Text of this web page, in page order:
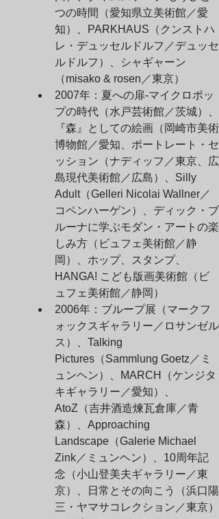
つの時間（愛知県立美術館／愛
知）、PARKHAUS（クンストハ
レ・デュッセルドルフ／デュッセ
ルドルフ）、シャギャーン
（misako & rosen／東京）
2007年：夏への扉-マイクロポッ
プの時代（水戸芸術館／茨城）、
『森』としての絵画（岡崎市美術
博物館／愛知、ポートレート・セ
ッション（ナディッフ／東京、広
島現代美術館／広島）、Silly
Adult（Gelleri Nicolai Wallner／
コペンハーゲン）、ディック・ブ
ルーナに学ぶモダン・アートの楽
しみ方（ビュフェ美術館／静
岡）、ホップ、スタンプ、
HANGA! こども版画美術館（ビ
ュフェ美術館／静岡）
2006年：ブループ展（マークフ
ォックスギャラリー／ロサンゼル
ス）、Talking
Pictures（Sammlung Goetz／ミ
ュンヘン）、MARCH（ケンジタ
キギャラリー／愛知）、
AtoZ（吉井酒造煉瓦倉庫／青
森）、Approaching
Landscape（Galerie Michael
Zink／ミュンヘン）、10周年記
念（小山登美夫ギャラリー／東
京）、日常とその向こう（浜口陽
三・ヤマサコレクション／東京）